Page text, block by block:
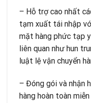
– Hỗ trợ cao nhất
tạm xuất tái nhập
mặt hàng phức tạp
liên quan như hun
luật lệ vận chuyển
– Đóng gói và nhận
hàng hoàn toàn miễn